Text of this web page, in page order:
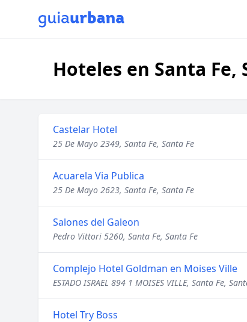
Hoteles en Santa Fe,
Castelar Hotel
25 De Mayo 2349, Santa Fe, Santa Fe
Acuarela Via Publica
25 De Mayo 2623, Santa Fe, Santa Fe
Salones del Galeon
Pedro Vittori 5260, Santa Fe, Santa Fe
Complejo Hotel Goldman en Moises Ville
ESTADO ISRAEL 894 1 MOISES VILLE, Santa Fe,
Hotel Try Boss